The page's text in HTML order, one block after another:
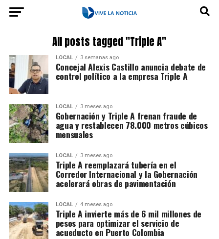
All posts tagged "Triple A"
LOCAL 3 semanas ago
Concejal Alexis Castillo anuncia debate de
control político a la empresa Triple A
LOCAL 3 meses ago
Gobernación y Triple A frenan fraude de
agua y restablecen 78.000 metros cúbicos
mensuales
LOCAL 3 meses ago
Triple A reemplazará tubería en el
Corredor Internacional y la Gobernación
acelerará obras de pavimentación
LOCAL 4 meses ago
Triple A invierte más de 6 mil millones de
pesos para optimizar el servicio de
acueducto en Puerto Colombia